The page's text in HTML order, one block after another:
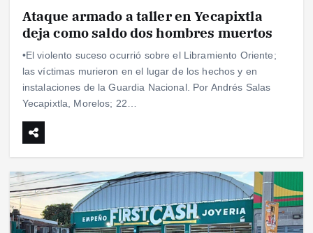
Ataque armado a taller en Yecapixtla
deja como saldo dos hombres muertos
•El violento suceso ocurrió sobre el Libramiento Oriente;
las víctimas murieron en el lugar de los hechos y en
instalaciones de la Guardia Nacional. Por Andrés Salas
Yecapixtla, Morelos; 22…